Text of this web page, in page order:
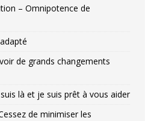
– Omnipotence de
de grands changements
suis là et je suis prêt à vous aider
de minimiser les